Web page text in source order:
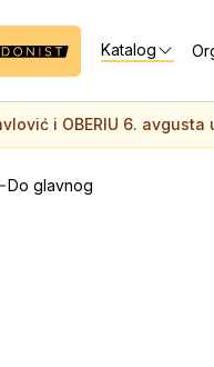
Katalog
i OBERIU 6. avgusta
Do glavnog